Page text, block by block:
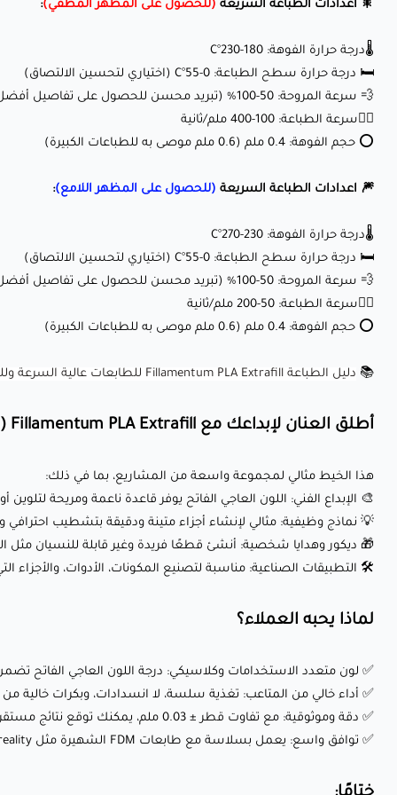
🎇 اعدادات الطباعة السريعة (للحصول على المظهر المطفي):
🌡️درجة حرارة الفوهة: 180-230°C
🛏️ درجة حرارة سطح الطباعة: 0-55°C (اختياري لتحسين الالتصاق)
💨 سرعة المروحة: 50-100% (تبريد محسن للحصول على تفاصيل أفضل)
🏃‍♂️سرعة الطباعة: 100-400 ملم/ثانية
⭕ حجم الفوهة: 0.4 ملم (0.6 ملم موصى به للطباعات الكبيرة)
🎆 اعدادات الطباعة السريعة (للحصول على المظهر اللامع):
🌡️درجة حرارة الفوهة: 230-270°C
🛏️ درجة حرارة سطح الطباعة: 0-55°C (اختياري لتحسين الالتصاق)
💨 سرعة المروحة: 50-100% (تبريد محسن للحصول على تفاصيل أفضل)
🏃‍♂️سرعة الطباعة: 50-200 ملم/ثانية
⭕ حجم الفوهة: 0.4 ملم (0.6 ملم موصى به للطباعات الكبيرة)
📚 دليل الطباعة Fillamentum PLA Extrafill للطابعات عالية السرعة وللطابعات العادية
أطلق العنان لإبداعك مع Fillamentum PLA Extrafill (لايت ايفوري):
هذا الخيط مثالي لمجموعة واسعة من المشاريع، بما في ذلك:
🎨 الإبداع الفني: اللون العاجي الفاتح يوفر قاعدة ناعمة ومريحة
💡 نماذج وظيفية: مثالي لإنشاء أجزاء متينة ودقيقة بتشطيب احترافي
🎁 ديكور وهدايا شخصية: أنشئ قطعًا فريدة وغير قابلة للنسيان مثل
🛠️ التطبيقات الصناعية: مناسبة لتصنيع المكونات، الأدوات، والأجزاء
لماذا يحبه العملاء؟
✅ لون متعدد الاستخدامات وكلاسيكي: درجة اللون العاجي الفاتح
✅ أداء خالي من المتاعب: تغذية سلسة، لا انسدادات، وبكرات خالية
✅ دقة وموثوقية: مع تفاوت قطر ± 0.03 ملم، يمكنك توقع نتائج مستقرة وخالية من الفقاعات في كل مرة.
✅ توافق واسع: يعمل بسلاسة مع طابعات FDM الشهيرة مثل Creality وPrusa والمزيد.